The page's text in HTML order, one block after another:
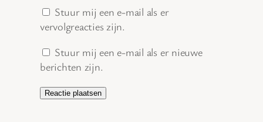
Stuur mij een e-mail als er
vervolgreacties zijn.
Stuur mij een e-mail als er nieuwe
berichten zijn.